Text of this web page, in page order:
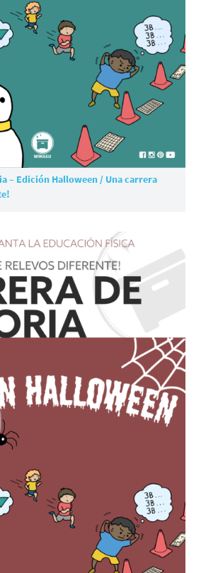
– Edición Halloween / Una carrera